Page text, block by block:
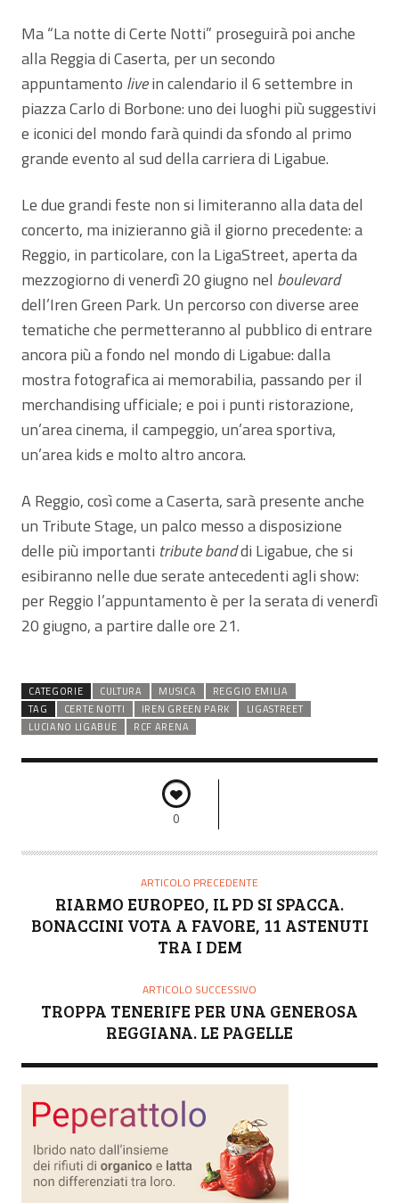
Ma “La notte di Certe Notti” proseguirà poi anche
alla Reggia di Caserta, per un secondo
appuntamento livein calendario il 6 settembre in
piazza Carlo di Borbone: uno dei luoghi più suggestivi
e iconici del mondo farà quindi da sfondo al primo
grande evento al sud della carriera di Ligabue.
Le due grandi feste non si limiteranno alla data del
concerto, ma inizieranno già il giorno precedente: a
Reggio, in particolare, con la LigaStreet, aperta da
mezzogiorno di venerdì 20 giugno nel boulevard
dell’Iren Green Park. Un percorso con diverse aree
tematiche che permetteranno al pubblico di entrare
ancora più a fondo nel mondo di Ligabue: dalla
mostra fotografica ai memorabilia, passando per il
merchandising ufficiale; e poi i punti ristorazione,
un’area cinema, il campeggio, un’area sportiva,
un’area kids e molto altro ancora.
A Reggio, così come a Caserta, sarà presente anche
un Tribute Stage, un palco messo a disposizione
delle più importanti tribute banddi Ligabue, che si
esibiranno nelle due serate antecedenti agli show:
per Reggio l’appuntamento è per la serata di venerdì
20 giugno, a partire dalle ore 21.
CATEGORIE CULTURA MUSICA
REGGIO EMILIA
TAG
CERTE NOTTI IREN GREEN PARK
LIGASTREET
LUCIANO LIGABUE
RCF ARENA
0
ARTICOLO PRECEDENTE
RIARMO EUROPEO, IL PD SI SPACCA.
BONACCINI VOTA A FAVORE, 11 ASTENUTI
TRA I DEM
ARTICOLO SUCCESSIVO
TROPPA TENERIFE PER UNA GENEROSA
REGGIANA. LE PAGELLE